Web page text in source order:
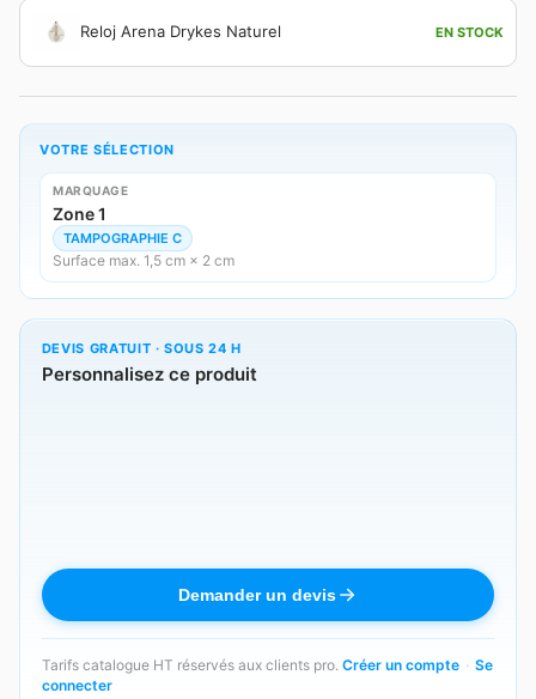
Reloj Arena Drykes Naturel EN STOCK
VOTRE SÉLECTION
MARQUAGE
Zone 1
TAMPOGRAPHIE C
Surface max. 1,5 cm × 2 cm
DEVIS GRATUIT · SOUS 24 H
Personnalisez ce produit
Demander un devis
Tarifs catalogue HT réservés aux clients pro. Créer un compte · Se
connecter